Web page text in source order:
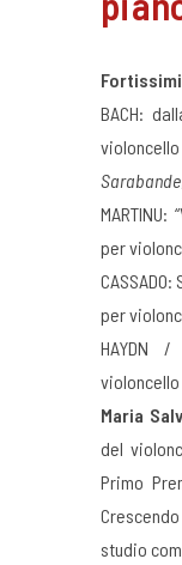
BACH:
Sarabande
per
per
HAYDN /
Maria
del
Primo
studio